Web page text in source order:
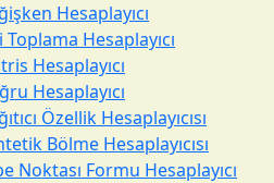
Hesaplayıcı
Hesaplayıcı
Hesaplayıcı
Hesaplayıcı
Özellik Hesaplayıcısı
Bölme Hesaplayıcısı
Noktası Formu Hesaplayıcı